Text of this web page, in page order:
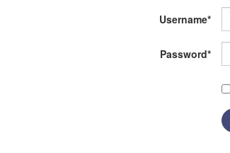
Username
Password